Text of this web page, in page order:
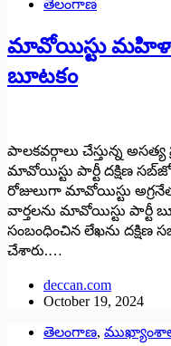
తెలంగాణ
మావోయిస్టు మహిళా
బూటకం
పాలకవర్గాలు చేస్తున్న
మావోయిస్టు పార్టీ దక్షిణ
రోజులుగా మావోయిస్టు అగ్రనేత
వార్తలను మావోయిస్టు పార్టీ
సంబంధించిన లేఖను
చేశారు.…
deccan.com
October 19, 2024
తెలంగాణ,